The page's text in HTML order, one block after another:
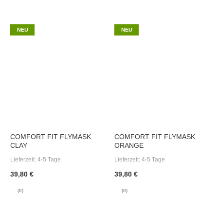
NEU
COMFORT FIT FLYMASK
CLAY
Lieferzeit: 4-5 Tage
39,80 €
(0)
NEU
COMFORT FIT FLYMASK
ORANGE
Lieferzeit: 4-5 Tage
39,80 €
(0)